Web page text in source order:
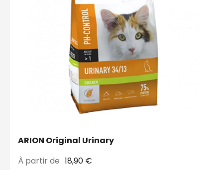
ARION Original Urinary
À partir de 18,90 €